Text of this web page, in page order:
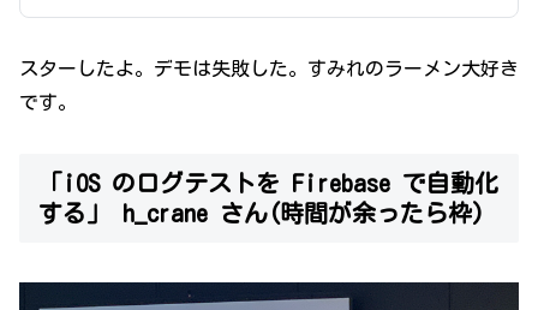
スターしたよ。デモは失敗した。すみれのラーメン大好き
です。
「iOS のログテストを Firebase で自動化
する」 h_crane さん(時間が余ったら枠)